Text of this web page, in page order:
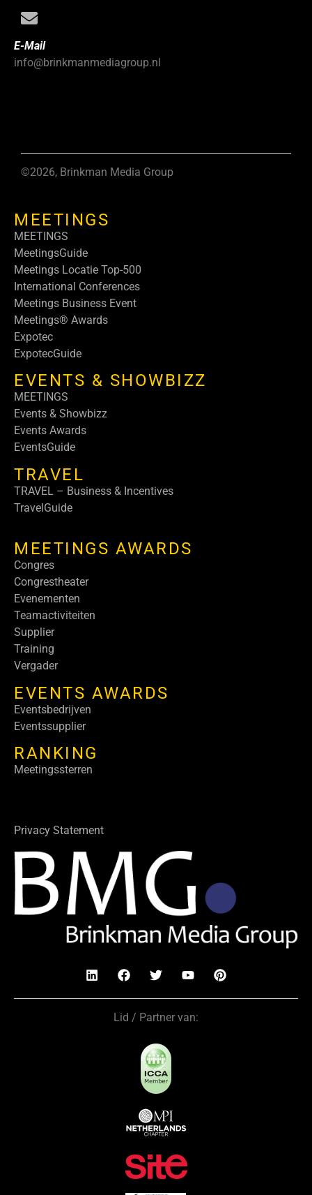
E-Mail
info@brinkmanmediagroup.nl
©2026, Brinkman Media Group
MEETINGS
MEETINGS
MeetingsGuide
Meetings Locatie Top-500
International Conferences
Meetings Business Event
Meetings® Awards
Expotec
ExpotecGuide
EVENTS & SHOWBIZZ
MEETINGS
Events & Showbizz
Events Awards
EventsGuide
TRAVEL
TRAVEL – Business & Incentives
TravelGuide
MEETINGS AWARDS
Congres
Congrestheater
Evenementen
Teamactiviteiten
Supplier
Training
Vergader
EVENTS AWARDS
Eventsbedrijven
Eventssupplier
RANKING
Meetingssterren
Privacy Statement
Lid / Partner van: